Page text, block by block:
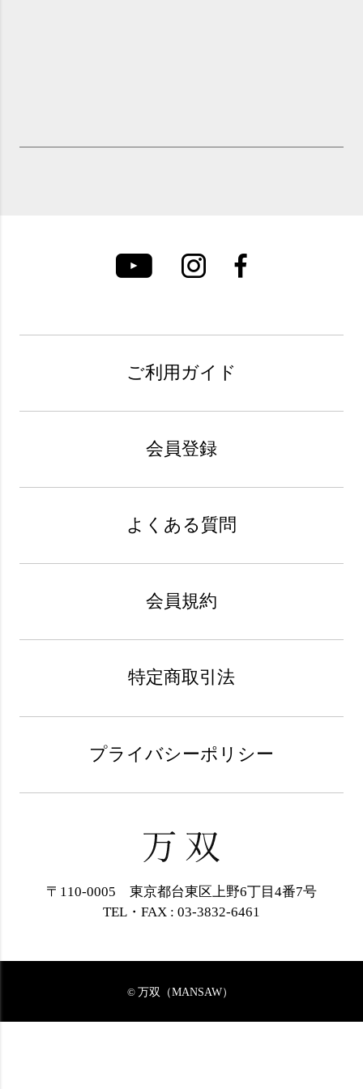
ご利用ガイド
会員登録
よくある質問
会員規約
特定商取引法
プライバシーポリシー
〒110-0005 東京都台東区上野6丁目4番7号
TEL・FAX : 03-3832-6461
© 万双（MANSAW）